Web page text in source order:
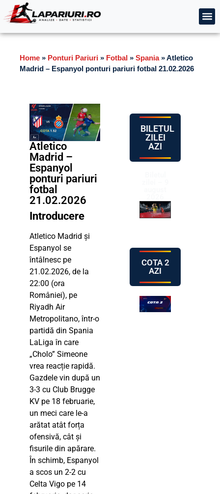
Home » Ponturi Pariuri » Fotbal » Spania»Atletico
Madrid – Espanyol ponturi pariuri fotbal 21.02.2026
Atletico
Madrid –
Espanyol
ponturi pariuri
fotbal
21.02.2026
Introducere
Atletico Madrid și
Espanyol se
întâlnesc pe
21.02.2026, de la
22:00 (ora
României), pe
Riyadh Air
Metropolitano, într-o
partidă din Spania
LaLiga în care
„Cholo” Simeone
vrea reacție rapidă.
Gazdele vin după un
3-3 cu Club Brugge
KV pe 18 februarie,
un meci care le-a
arătat atât forța
ofensivă, cât și
fisurile din apărare.
În schimb, Espanyol
a scos un 2-2 cu
Celta Vigo pe 14
BILETUL
ZILEI
AZI
COTA 2
AZI